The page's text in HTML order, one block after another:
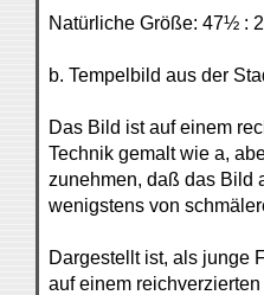
Natürliche Größe: 47½ :
b. Tempelbild aus der
Das Bild ist auf einem
Technik gemalt wie a,
zunehmen, daß das Bild
wenigstens von
Dargestellt ist, als junge
auf einem